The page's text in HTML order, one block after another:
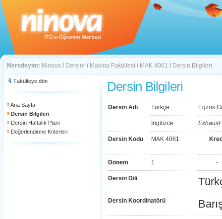
Neredeyim: Ninova / Dersler / Makina Fakültesi / MAK 4061 / Dersin Bilgileri
Fakülteye dön
Ana Sayfa
Dersin Bilgileri
Dersin Haftalık Planı
Değerlendirme Kriterleri
Dersin Bilgileri
Dersin Adı Türkçe Egzos
İngilizce Exhaust
Dersin Kodu MAK 4061
Dönem 1 -
Dersin Dili
Dersin Koordinatörü